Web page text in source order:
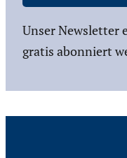
Unser Newsletter
gratis abonniert